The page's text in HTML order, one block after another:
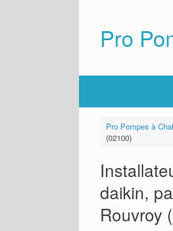
Pro
Pro Pompes à
(02100)
daikin,
Rouvroy